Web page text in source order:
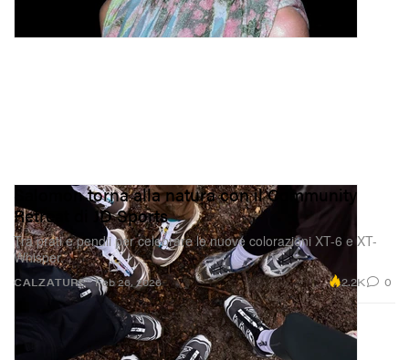
che sembra esagerato, ma lo uso sulle labbra 24/7. Ho
CALZATURE
Salomon torna alla natura con il Community
Retreat di JD Sports
Tra prati e pendii per celebrare le nuove colorazioni XT-6 e XT-
Whisper.
Feb 26, 2026 2.2K 0